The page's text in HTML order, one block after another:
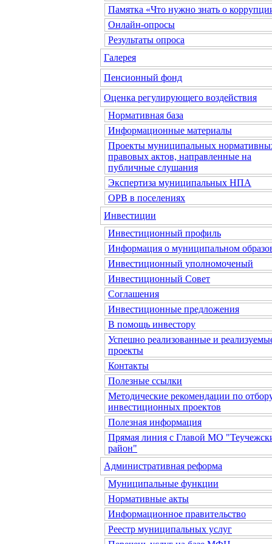
Памятка «Что нужно знать о
Онлайн-опросы
Результаты опроса
Галерея
Пенсионный фонд
Оценка регулирующего воздействия
Нормативная база
Информационные материалы
Проекты муниципальных
правовых актов, направленные на
публичные слушания
Экспертиза муниципальных НПА
ОРВ в поселениях
Инвестиции
Инвестиционный профиль
Информация о муниципальном
Инвестиционный уполномоченый
Инвестиционный Совет
Соглашения
Инвестиционные предложения
В помощь инвестору
Успешно реализованные и
проекты
Контакты
Полезные ссылки
Методические рекомендации по
инвестиционных проектов
Полезная информация
Прямая линия с Главой МО
район"
Административная реформа
Муниципальные функции
Нормативные акты
Информационное правительство
Реестр муниципальных услуг